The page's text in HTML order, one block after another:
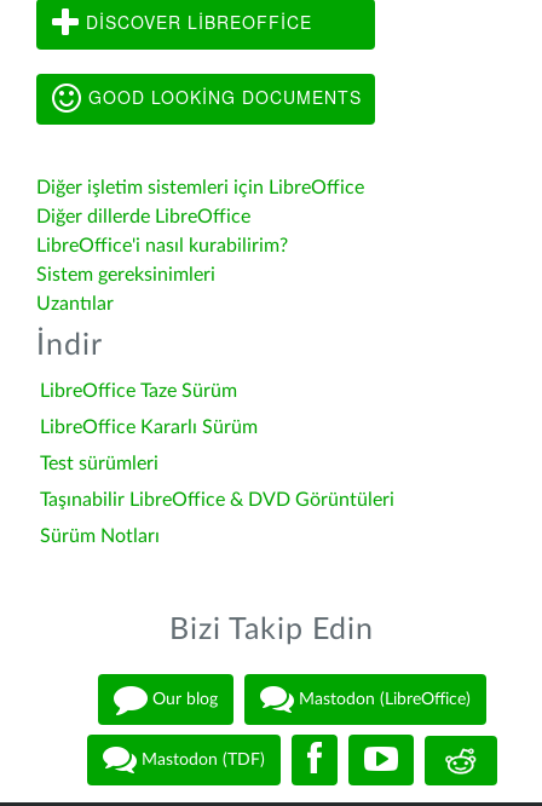
DISCOVER LIBREOFFICE
GOOD LOOKING DOCUMENTS
Diğer işletim sistemleri için LibreOffice
Diğer dillerde LibreOffice
LibreOffice'i nasıl kurabilirim?
Sistem gereksinimleri
Uzantılar
İndir
LibreOffice Taze Sürüm
LibreOffice Kararlı Sürüm
Test sürümleri
Taşınabilir LibreOffice & DVD Görüntüleri
Sürüm Notları
Bizi Takip Edin
Our blog Mastodon (LibreOffice)
Mastodon (TDF)